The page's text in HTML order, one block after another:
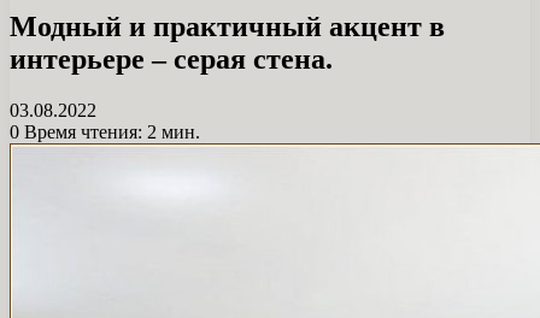
Модный и практичный акцент в
интерьере – серая стена.
03.08.2022
0 Время чтения: 2 мин.